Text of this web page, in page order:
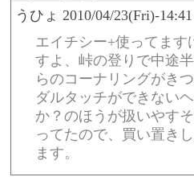
うひょ 2010/04/23(Fri)-
エイチシー+使ってま
すよ、峠の登りで中途
らのコーナリングがき
ダルタッチができない
か？のほうが扱いやす
ってたので、買い置き
ます。